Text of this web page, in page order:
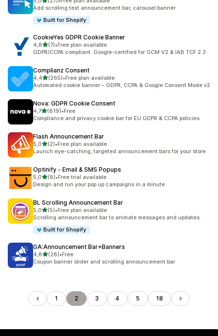
Celkový počet recenzí: 27
Add scrolling text announcement bar, carousel banner
Built for Shopify
CookieYes GDPR Cookie Banner
4,8z 5 hvězd
(7)
Celkový počet recenzí: 7
•Free plan available
GDPR/CCPA compliant. Google-certified for GCM V2 & IAB TCF 2.3
Complianz Consent
4,4z 5 hvězd
(265)
Celkový počet recenzí: 265
•Free plan available
Automated cookie banner – GDPR, CCPA & Google Consent Mode v2
Nova: GDPR Cookie Consent
4,7z 5 hvězd
(819)
Celkový počet recenzí: 819
•Free
Compliance and privacy cookie bar for EU GDPR & CCPA policies
Flash Announcement Bar
5,0z 5 hvězd
(2)
Celkový počet recenzí: 2
•Free plan available
Launch eye-catching, targeted announcement bars for your store
Optinify ‑ Email & SMS Popups
5,0z 5 hvězd
(8)
Celkový počet recenzí: 8
•Free trial available
Design and run your pop up campaigns in a minute
BL Scrolling Announcement Bar
5,0z 5 hvězd
(5)
Celkový počet recenzí: 5
•Free plan available
Scrolling announcement bar to animate messages and updates.
Built for Shopify
GA:Announcement Bar+Banners
4,8z 5 hvězd
(28)
Celkový počet recenzí: 28
•Free
Coupon banner slider and scrolling announcement bar
1 2 3 4 5 18